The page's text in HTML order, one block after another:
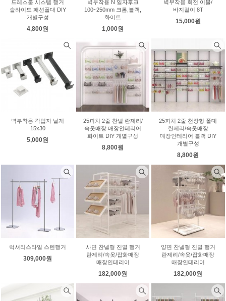
드레스룸 시스템 행거
슬라이드 패션폴대 DIY
개별구성
4,800원
벽부착용 N 일자후크
100~250mm 크롬,블랙,
화이트
1,000원
벽부착용 회전 이불/
바지걸이 8T
15,000원
벽부착용 각입자 날개
15x30
5,000원
25피치 2줄 찬넬 란제리/
속옷매장 매장인테리어
화이트 DIY 개별구성
8,800원
25피치 2줄 천장형 폴대
란제리/속옷매장
매장인테리어 블랙 DIY
개별구성
8,800원
럭셔리스타일 스텐행거
309,000원
사면 찬넬형 진열 행거
란제리/속옷/잡화매장
매장인테리어
182,000원
양면 찬넬형 진열 행거
란제리/속옷/잡화매장
매장인테리어
182,000원